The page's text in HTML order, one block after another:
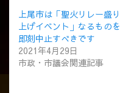
上尾市は「聖火リレー盛り
上げイベント」なるものを
即刻中止すべきです
2021年4月29日
市政・市議会関連記事